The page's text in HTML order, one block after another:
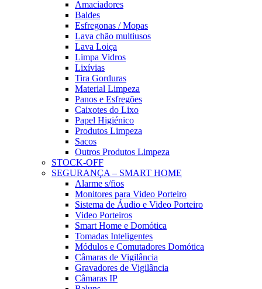
Amaciadores
Baldes
Esfregonas / Mopas
Lava chão multiusos
Lava Loiça
Limpa Vidros
Lixívias
Tira Gorduras
Material Limpeza
Panos e Esfregões
Caixotes do Lixo
Papel Higiénico
Produtos Limpeza
Sacos
Outros Produtos Limpeza
STOCK-OFF
SEGURANÇA – SMART HOME
Alarme s/fios
Monitores para Video Porteiro
Sistema de Áudio e Video Porteiro
Video Porteiros
Smart Home e Domótica
Tomadas Inteligentes
Módulos e Comutadores Domótica
Câmaras de Vigilância
Gravadores de Vigilância
Câmaras IP